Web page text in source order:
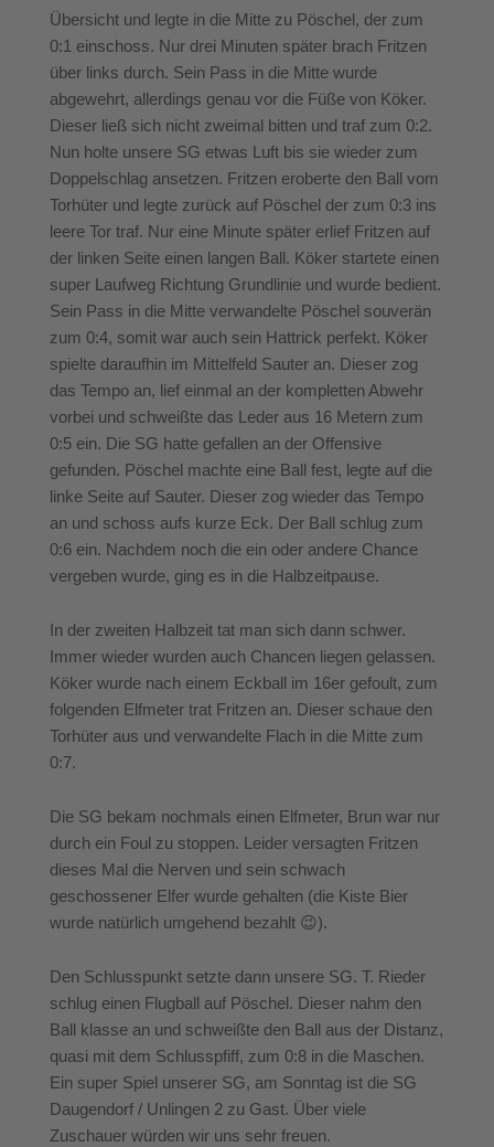
Übersicht und legte in die Mitte zu Pöschel, der zum
0:1 einschoss. Nur drei Minuten später brach Fritzen
über links durch. Sein Pass in die Mitte wurde
abgewehrt, allerdings genau vor die Füße von Köker.
Dieser ließ sich nicht zweimal bitten und traf zum 0:2.
Nun holte unsere SG etwas Luft bis sie wieder zum
Doppelschlag ansetzen. Fritzen eroberte den Ball vom
Torhüter und legte zurück auf Pöschel der zum 0:3 ins
leere Tor traf. Nur eine Minute später erlief Fritzen auf
der linken Seite einen langen Ball. Köker startete einen
super Laufweg Richtung Grundlinie und wurde bedient.
Sein Pass in die Mitte verwandelte Pöschel souverän
zum 0:4, somit war auch sein Hattrick perfekt. Köker
spielte daraufhin im Mittelfeld Sauter an. Dieser zog
das Tempo an, lief einmal an der kompletten Abwehr
vorbei und schweißte das Leder aus 16 Metern zum
0:5 ein. Die SG hatte gefallen an der Offensive
gefunden. Pöschel machte eine Ball fest, legte auf die
linke Seite auf Sauter. Dieser zog wieder das Tempo
an und schoss aufs kurze Eck. Der Ball schlug zum
0:6 ein. Nachdem noch die ein oder andere Chance
vergeben wurde, ging es in die Halbzeitpause.
In der zweiten Halbzeit tat man sich dann schwer.
Immer wieder wurden auch Chancen liegen gelassen.
Köker wurde nach einem Eckball im 16er gefoult, zum
folgenden Elfmeter trat Fritzen an. Dieser schaue den
Torhüter aus und verwandelte Flach in die Mitte zum
0:7.
Die SG bekam nochmals einen Elfmeter, Brun war nur
durch ein Foul zu stoppen. Leider versagten Fritzen
dieses Mal die Nerven und sein schwach
geschossener Elfer wurde gehalten (die Kiste Bier
wurde natürlich umgehend bezahlt 😉).
Den Schlusspunkt setzte dann unsere SG. T. Rieder
schlug einen Flugball auf Pöschel. Dieser nahm den
Ball klasse an und schweißte den Ball aus der Distanz,
quasi mit dem Schlusspfiff, zum 0:8 in die Maschen.
Ein super Spiel unserer SG, am Sonntag ist die SG
Daugendorf / Unlingen 2 zu Gast. Über viele
Zuschauer würden wir uns sehr freuen.